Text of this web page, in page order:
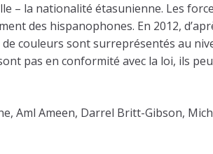
– la nationalité étasunienne. Les
des hispanophones. En 2012,
couleurs sont surreprésentés au
pas en conformité avec la loi, ils
Aml Ameen, Darrel Britt-Gibson,